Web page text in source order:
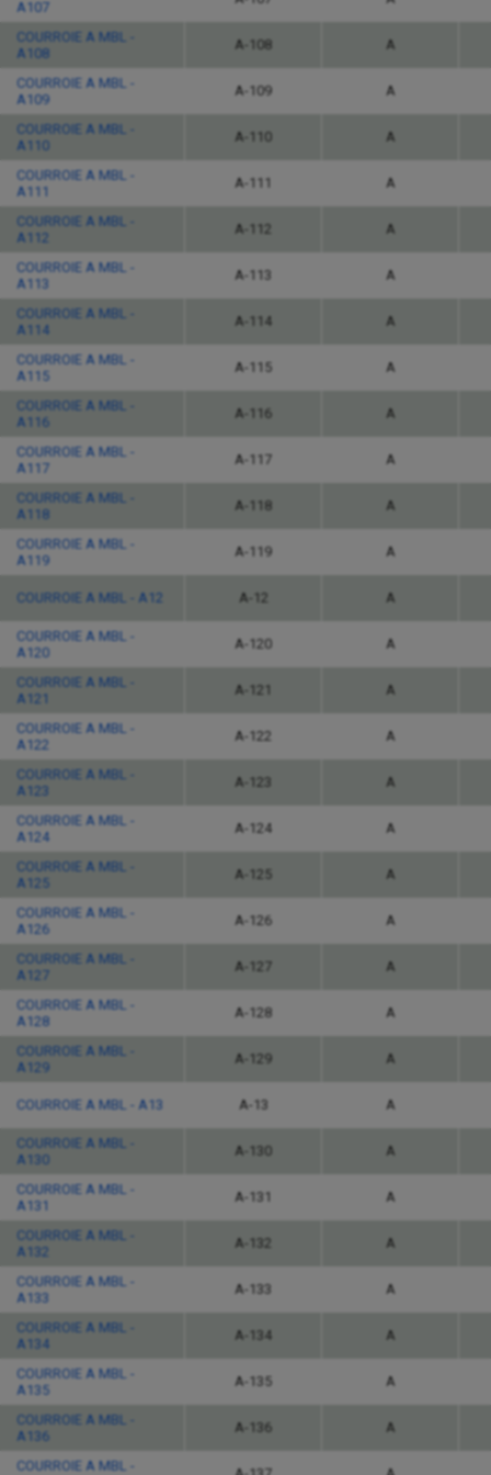
A107
COURROIE A MBL -
A108
A-108 A
COURROIE A MBL -
A109
A-109 A
COURROIE A MBL -
A110
A-110 A
COURROIE A MBL -
A111
A-111 A
COURROIE A MBL -
A112
A-112 A
COURROIE A MBL -
A113
A-113 A
COURROIE A MBL -
A114
A-114 A
COURROIE A MBL -
A115
A-115 A
COURROIE A MBL -
A116
A-116 A
COURROIE A MBL -
A117
A-117 A
COURROIE A MBL -
A118
A-118 A
COURROIE A MBL -
A119
A-119 A
COURROIE A MBL - A12 A-12 A
COURROIE A MBL -
A120
A-120 A
COURROIE A MBL -
A121
A-121 A
COURROIE A MBL -
A122
A-122 A
COURROIE A MBL -
A123
A-123 A
COURROIE A MBL -
A124
A-124 A
COURROIE A MBL -
A125
A-125 A
COURROIE A MBL -
A126
A-126 A
COURROIE A MBL -
A127
A-127 A
COURROIE A MBL -
A128
A-128 A
COURROIE A MBL -
A129
A-129 A
COURROIE A MBL - A13 A-13 A
COURROIE A MBL -
A130
A-130 A
COURROIE A MBL -
A131
A-131 A
COURROIE A MBL -
A132
A-132 A
COURROIE A MBL -
A133
A-133 A
COURROIE A MBL -
A134
A-134 A
COURROIE A MBL -
A135
A-135 A
COURROIE A MBL -
A136
A-136 A
COURROIE A MBL -